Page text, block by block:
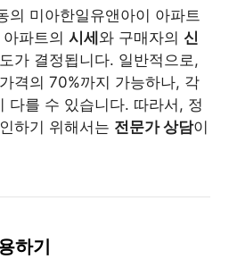
의 미아한일유앤아이 아파트
파트의 시세 와 구매자의 신
가 결정됩니다. 일반적으로,
격의 70%까지 가능하나, 각
다를 수 있습니다. 따라서, 정
하기 위해서는 전문가 상담이
하기